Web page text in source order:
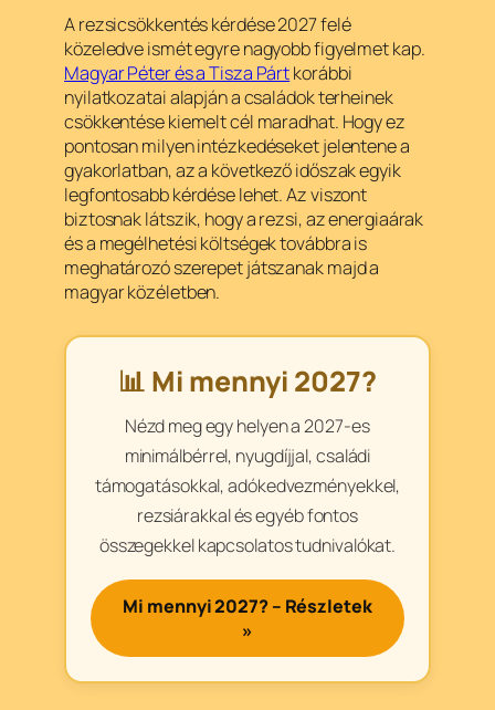
A rezsicsökkentés kérdése 2027 felé
közeledve ismét egyre nagyobb figyelmet kap.
Magyar Péter és a Tisza Pártkorábbi
nyilatkozatai alapján a családok terheinek
csökkentése kiemelt cél maradhat. Hogy ez
pontosan milyen intézkedéseket jelentene a
gyakorlatban, az a következő időszak egyik
legfontosabb kérdése lehet. Az viszont
biztosnak látszik, hogy a rezsi, az energiaárak
és a megélhetési költségek továbbra is
meghatározó szerepet játszanak majd a
magyar közéletben.
📊 Mi mennyi 2027?
Nézd meg egy helyen a 2027-es
minimálbérrel, nyugdíjjal, családi
támogatásokkal, adókedvezményekkel,
rezsiárakkal és egyéb fontos
összegekkel kapcsolatos tudnivalókat.
Mi mennyi 2027? – Részletek
»